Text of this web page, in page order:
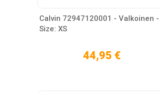
Calvin 72947120001 - Valkoinen -
Size: XS
44,95 €